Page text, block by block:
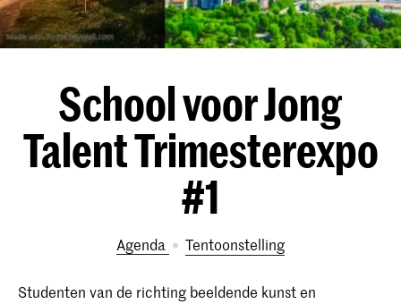
School voor Jong
Talent Trimesterexpo
#1
Agenda tentoonstelling
Studenten van de richting beeldende kunst en